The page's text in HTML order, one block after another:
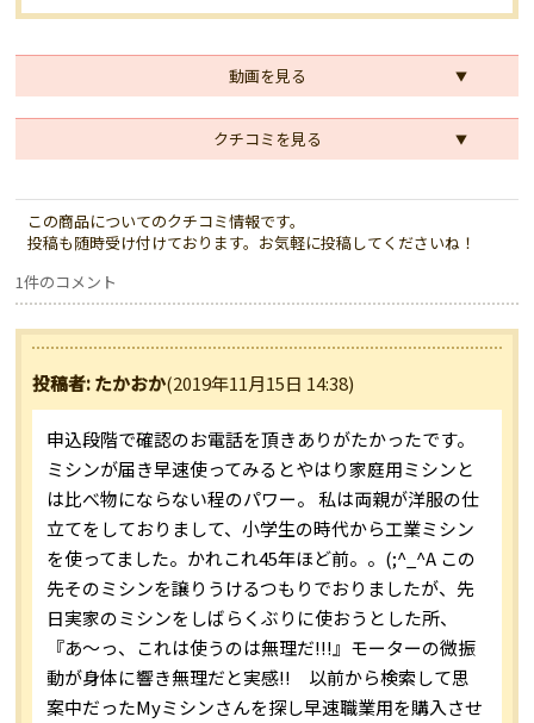
動画を見る
クチコミを見る
この商品についてのクチコミ情報です。
投稿も随時受け付けております。お気軽に投稿してくださいね！
1件のコメント
投稿者: たかおか(2019年11月15日 14:38)
申込段階で確認のお電話を頂きありがたかったです。
ミシンが届き早速使ってみるとやはり家庭用ミシンと
は比べ物にならない程のパワー。 私は両親が洋服の仕
立てをしておりまして、小学生の時代から工業ミシン
を使ってました。かれこれ45年ほど前。。(;^_^A この
先そのミシンを譲りうけるつもりでおりましたが、先
日実家のミシンをしばらくぶりに使おうとした所、
『あ～っ、これは使うのは無理だ!!!』モーターの微振
動が身体に響き無理だと実感!! 以前から検索して思
案中だったMyミシンさんを探し早速職業用を購入させ